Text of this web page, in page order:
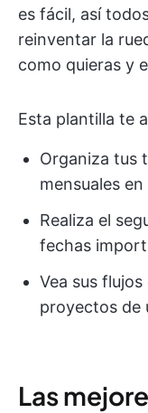
es fácil, así
reinventar la
como quieras y
Esta plantilla te
Organiza tus
mensuales
Realiza el
fechas
Vea sus
proyectos de
Las